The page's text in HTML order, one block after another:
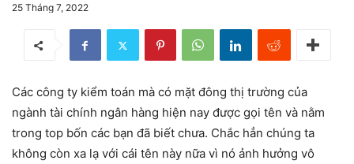
25 Tháng 7, 2022
Các công ty kiểm toán mà có mặt đông thị trường của
ngành tài chính ngân hàng hiện nay được gọi tên và nằm
trong top bốn các bạn đã biết chưa. Chắc hẳn chúng ta
không còn xa lạ với cái tên này nữa vì nó ảnh hưởng vô